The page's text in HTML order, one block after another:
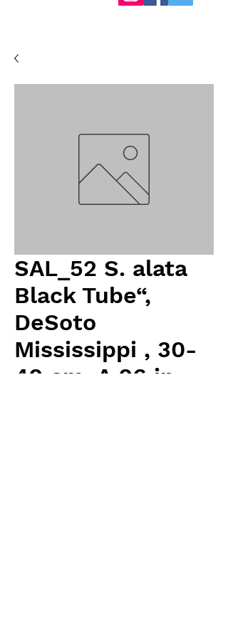
SAL_52 S. alata
Black Tube“,
DeSoto
Mississippi , 30-
40 cm, A 06 ip